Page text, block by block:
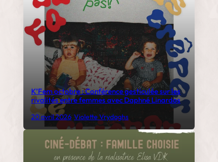
K’Fem octobre : Conférence gesticulée sur les
rivalités entre femmes avec Daphné Linardos
20 avril 2026 Violette Vrydaghs